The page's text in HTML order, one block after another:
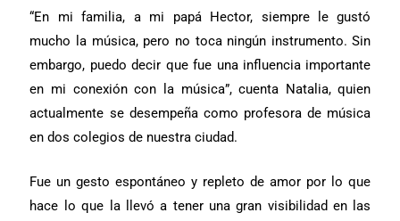
“En mi familia, a mi papá Hector, siempre le gustó
mucho la música, pero no toca ningún instrumento. Sin
embargo, puedo decir que fue una influencia importante
en mi conexión con la música”, cuenta Natalia, quien
actualmente se desempeña como profesora de música
en dos colegios de nuestra ciudad.
Fue un gesto espontáneo y repleto de amor por lo que
hace lo que la llevó a tener una gran visibilidad en las